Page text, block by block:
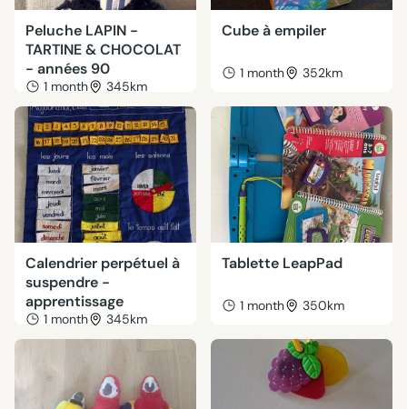
Peluche LAPIN -
TARTINE & CHOCOLAT
- années 90
1 month 345km
Cube à empiler
1 month 352km
Calendrier perpétuel à
suspendre -
apprentissage
1 month 345km
Tablette LeapPad
1 month 350km